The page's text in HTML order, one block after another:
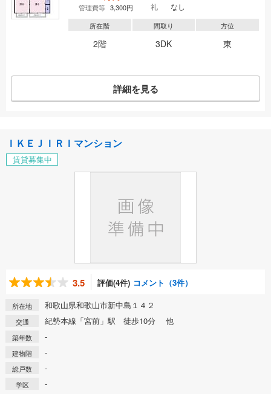
管理費等 3,300円
礼
なし
所在階
2階
間取り
3DK
方位
東
詳細を見る
ＩＫＥＪＩＲＩマンション
賃貸募集中
3.5 評価(4件) コメント（3件）
所在地 和歌山県和歌山市新中島１４２
交通 紀勢本線「宮前」駅 徒歩10分 他
築年数 -
建物階 -
総戸数 -
学区 -